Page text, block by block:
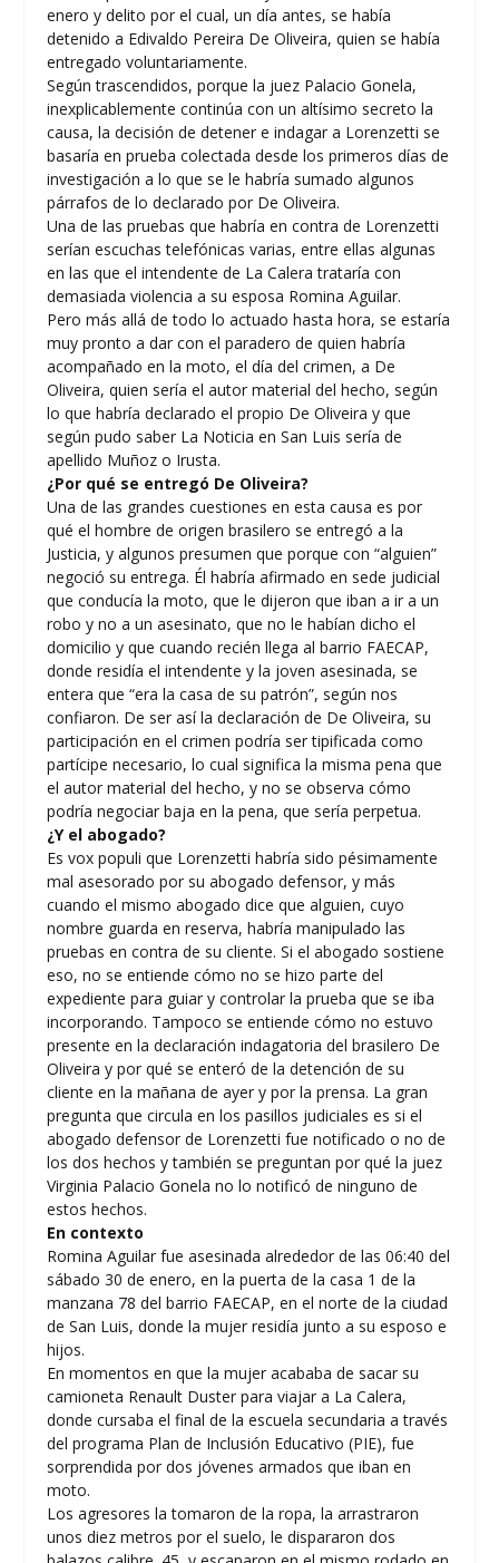
enero y delito por el cual, un día antes, se había
detenido a Edivaldo Pereira De Oliveira, quien se había
entregado voluntariamente.
Según trascendidos, porque la juez Palacio Gonela,
inexplicablemente continúa con un altísimo secreto la
causa, la decisión de detener e indagar a Lorenzetti se
basaría en prueba colectada desde los primeros días de
investigación a lo que se le habría sumado algunos
párrafos de lo declarado por De Oliveira.
Una de las pruebas que habría en contra de Lorenzetti
serían escuchas telefónicas varias, entre ellas algunas
en las que el intendente de La Calera trataría con
demasiada violencia a su esposa Romina Aguilar.
Pero más allá de todo lo actuado hasta hora, se estaría
muy pronto a dar con el paradero de quien habría
acompañado en la moto, el día del crimen, a De
Oliveira, quien sería el autor material del hecho, según
lo que habría declarado el propio De Oliveira y que
según pudo saber La Noticia en San Luis sería de
apellido Muñoz o Irusta.
¿Por qué se entregó De Oliveira?
Una de las grandes cuestiones en esta causa es por
qué el hombre de origen brasilero se entregó a la
Justicia, y algunos presumen que porque con “alguien”
negoció su entrega. Él habría afirmado en sede judicial
que conducía la moto, que le dijeron que iban a ir a un
robo y no a un asesinato, que no le habían dicho el
domicilio y que cuando recién llega al barrio FAECAP,
donde residía el intendente y la joven asesinada, se
entera que “era la casa de su patrón”, según nos
confiaron. De ser así la declaración de De Oliveira, su
participación en el crimen podría ser tipificada como
partícipe necesario, lo cual significa la misma pena que
el autor material del hecho, y no se observa cómo
podría negociar baja en la pena, que sería perpetua.
¿Y el abogado?
Es vox populi que Lorenzetti habría sido pésimamente
mal asesorado por su abogado defensor, y más
cuando el mismo abogado dice que alguien, cuyo
nombre guarda en reserva, habría manipulado las
pruebas en contra de su cliente. Si el abogado sostiene
eso, no se entiende cómo no se hizo parte del
expediente para guiar y controlar la prueba que se iba
incorporando. Tampoco se entiende cómo no estuvo
presente en la declaración indagatoria del brasilero De
Oliveira y por qué se enteró de la detención de su
cliente en la mañana de ayer y por la prensa. La gran
pregunta que circula en los pasillos judiciales es si el
abogado defensor de Lorenzetti fue notificado o no de
los dos hechos y también se preguntan por qué la juez
Virginia Palacio Gonela no lo notificó de ninguno de
estos hechos.
En contexto
Romina Aguilar fue asesinada alrededor de las 06:40 del
sábado 30 de enero, en la puerta de la casa 1 de la
manzana 78 del barrio FAECAP, en el norte de la ciudad
de San Luis, donde la mujer residía junto a su esposo e
hijos.
En momentos en que la mujer acababa de sacar su
camioneta Renault Duster para viajar a La Calera,
donde cursaba el final de la escuela secundaria a través
del programa Plan de Inclusión Educativo (PIE), fue
sorprendida por dos jóvenes armados que iban en
moto.
Los agresores la tomaron de la ropa, la arrastraron
unos diez metros por el suelo, le dispararon dos